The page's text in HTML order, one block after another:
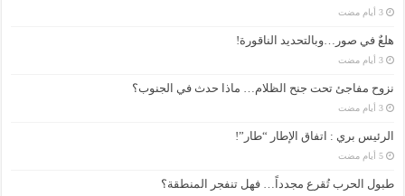
‏3 أيام مضت
هلعٌ في صور…وبالتحديد الناقورة!
‏3 أيام مضت
نزوح مفاجئ تحت جنح الظلام… ماذا حدث في الجنوب؟
‏3 أيام مضت
الرئيس بري : اتفاق الإطار “طار”!
‏5 أيام مضت
طبول الحرب تُقرع مجدداً… فهل تنفجر المنطقة؟